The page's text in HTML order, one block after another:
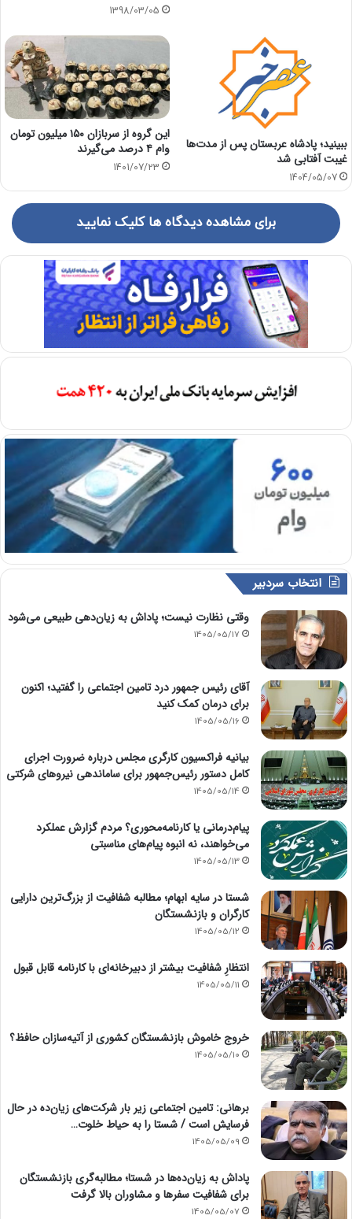
1398/03/05
ببینید؛ پادشاه عربستان پس از مدت‌ها
غیبت آفتابی شد
1404/05/07
این گروه از سربازان ۱۵۰ میلیون تومان
وام ۴ درصد می‌گیرند
1401/07/23
برای مشاهده دیدگاه ها کلیک نمایید
انتخاب سردبیر
وقتی نظارت نیست؛ پاداش به زیان‌دهی طبیعی می‌شود
1405/05/17
آقای رئیس جمهور درد تامین اجتماعی را گفتید؛ اکنون
برای درمان کمک کنید
1405/05/16
بیانیه فراکسیون کارگری مجلس درباره ضرورت اجرای
کامل دستور رئیس‌جمهور برای ساماندهی نیروهای شرکتی
1405/05/14
پیام‌درمانی یا کارنامه‌محوری؟ مردم گزارش عملکرد
می‌خواهند، نه انبوه پیام‌های مناسبتی
1405/05/13
شستا در سایه ابهام؛ مطالبه شفافیت از بزرگ‌ترین دارایی
کارگران و بازنشستگان
1405/05/12
انتظارِ شفافیت بیشتر از دبیرخانه‌ای با کارنامه قابل قبول
1405/05/11
خروج خاموش بازنشستگان کشوری از آتیه‌سازان حافظ؟
1405/05/10
برهانی: تامین اجتماعی زیر بار شرکت‌های زیان‌ده در حال
فرسایش است / شستا را به حیاط خلوت…
1405/05/09
پاداش به زیان‌ده‌ها در شستا؛ مطالبه‌گری بازنشستگان
برای شفافیت سفرها و مشاوران بالا گرفت
1405/05/07